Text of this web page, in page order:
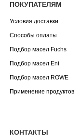
ПОКУПАТЕЛЯМ
Условия доставки
Способы оплаты
Подбор масел Fuchs
Подбор масел Eni
Подбор масел ROWE
Применение продуктов
КОНТАКТЫ